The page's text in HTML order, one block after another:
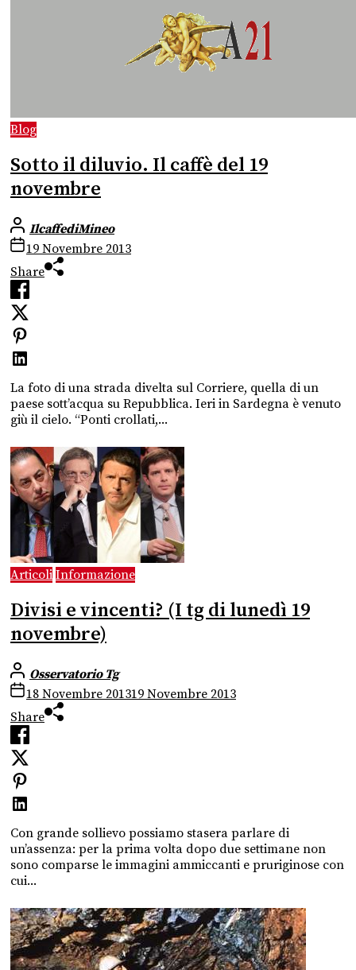
Blog
Sotto il diluvio. Il caffè del 19
novembre
IlcaffediMineo
19 Novembre 2013
Share
La foto di una strada divelta sul Corriere, quella di un
paese sott’acqua su Repubblica. Ieri in Sardegna è venuto
giù il cielo. “Ponti crollati,...
Articoli Informazione
Divisi e vincenti? (I tg di lunedì 19
novembre)
Osservatorio Tg
18 Novembre 201319 Novembre 2013
Share
Con grande sollievo possiamo stasera parlare di
un’assenza: per la prima volta dopo due settimane non
sono comparse le immagini ammiccanti e pruriginose con
cui...